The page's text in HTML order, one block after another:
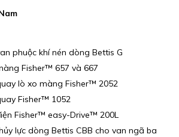
phuộc khí nén dòng Bettis G
Fisher™ 657 và 667
lò xo màng Fisher™ 2052
Fisher™ 1052
Fisher™ easy-Drive™ 200L
lực dòng Bettis CBB cho van ngã ba